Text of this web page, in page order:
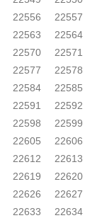
22556
22557
22563
22564
22570
22571
22577
22578
22584
22585
22591
22592
22598
22599
22605
22606
22612
22613
22619
22620
22626
22627
22633
22634